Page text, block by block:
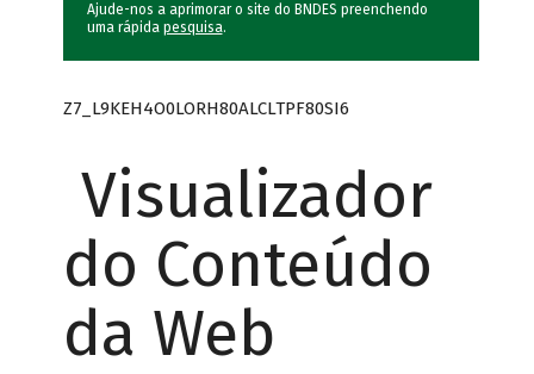
Ajude-nos a aprimorar o site do BNDES preenchendo
uma rápida pesquisa.
Z7_L9KEH4O0LORH80ALCLTPF80SI6
Visualizador
do Conteúdo
da Web